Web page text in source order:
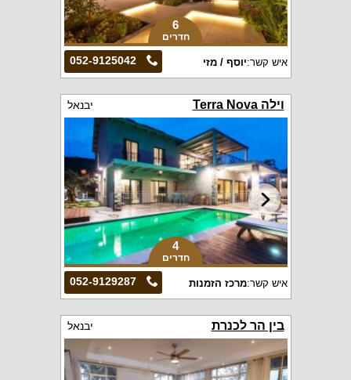
6
חדרים
052-9125042 איש קשר:יוסף / מזי
וילה Terra Nova יבנאל
4
חדרים
052-9129287 איש קשר:מרכז הזמנות
בין הר לכנרת יבנאל